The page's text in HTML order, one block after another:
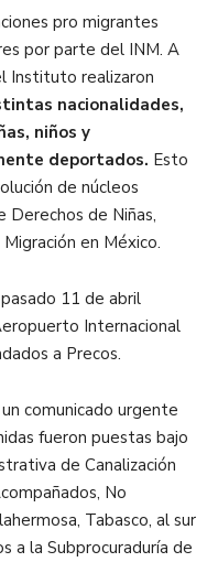
pro migrantes
por parte del INM. A
Instituto realizaron
nacionalidades,
niños y
deportados. Esto
de núcleos
Derechos de Niñas,
en México.
11 de abril
Internacional
a Precos.
comunicado urgente
fueron puestas bajo
de Canalización
No
Tabasco, al sur
a la Subprocuraduría de